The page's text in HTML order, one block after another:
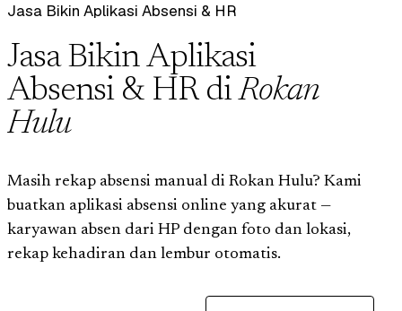
Jasa Bikin Aplikasi Absensi & HR
Jasa Bikin Aplikasi
Absensi & HR diRokan
Hulu
Masih rekap absensi manual di Rokan Hulu? Kami
buatkan aplikasi absensi online yang akurat —
karyawan absen dari HP dengan foto dan lokasi,
rekap kehadiran dan lembur otomatis.